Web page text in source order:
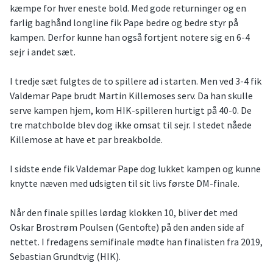
kæmpe for hver eneste bold. Med gode returninger og en
farlig baghånd longline fik Pape bedre og bedre styr på
kampen. Derfor kunne han også fortjent notere sig en 6-4
sejr i andet sæt.
I tredje sæt fulgtes de to spillere ad i starten. Men ved 3-4 fik
Valdemar Pape brudt Martin Killemoses serv. Da han skulle
serve kampen hjem, kom HIK-spilleren hurtigt på 40-0. De
tre matchbolde blev dog ikke omsat til sejr. I stedet nåede
Killemose at have et par breakbolde.
I sidste ende fik Valdemar Pape dog lukket kampen og kunne
knytte næven med udsigten til sit livs første DM-finale.
Når den finale spilles lørdag klokken 10, bliver det med
Oskar Brostrøm Poulsen (Gentofte) på den anden side af
nettet. I fredagens semifinale mødte han finalisten fra 2019,
Sebastian Grundtvig (HIK).